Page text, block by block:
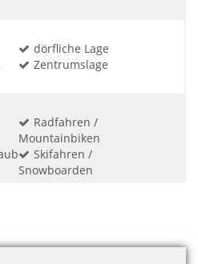
dörfliche Lage
Zentrumslage
Radfahren /
Mountainbiken
Skifahren /
Snowboarden